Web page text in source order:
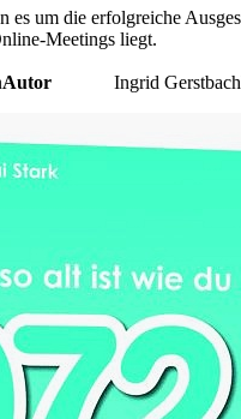
es um die erfolgreiche
Meetings liegt.
Autor Ingrid Gerstbach